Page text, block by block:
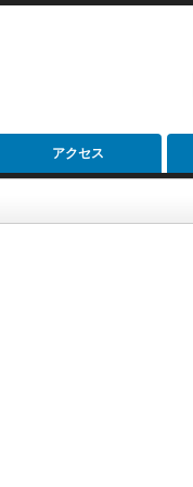
アクセス